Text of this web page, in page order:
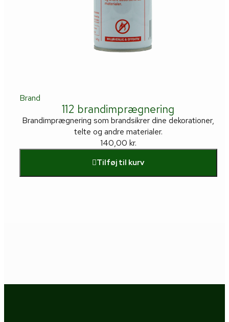
Brand
112 brandimprægnering
Brandimprægnering som brandsikrer dine dekorationer,
telte og andre materialer.
140,00 kr.
Tilføj til kurv